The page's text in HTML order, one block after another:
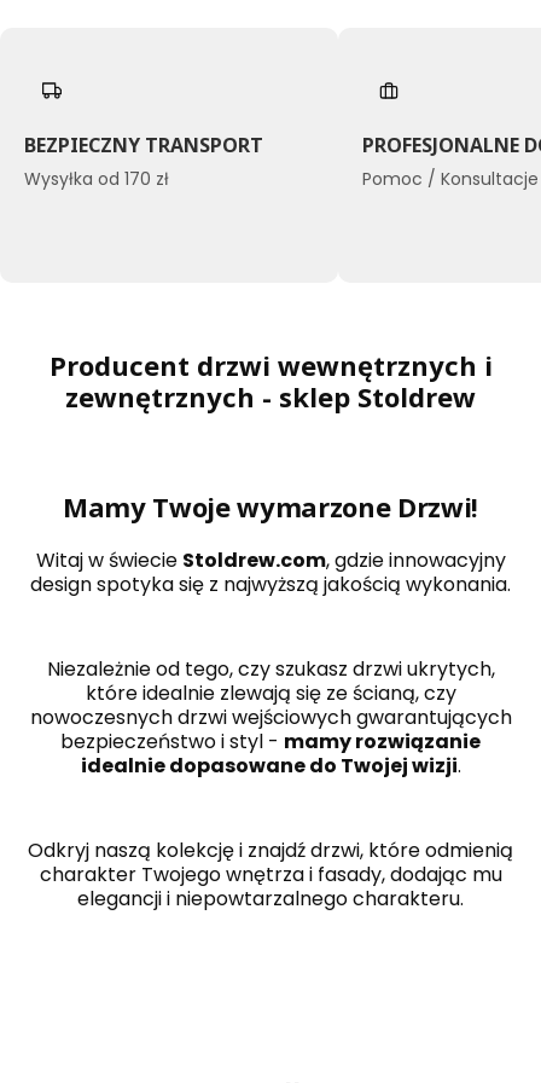
BEZPIECZNY TRANSPORT
Wysyłka od 170 zł
PROFESJONALNE
Pomoc / Konsultacje
Producent drzwi wewnętrznych i
zewnętrznych - sklep Stoldrew
Mamy Twoje wymarzone Drzwi!
Witaj w świecie Stoldrew.com, gdzie innowacyjny
design spotyka się z najwyższą jakością wykonania.
Niezależnie od tego, czy szukasz drzwi ukrytych,
które idealnie zlewają się ze ścianą, czy
nowoczesnych drzwi wejściowych gwarantujących
bezpieczeństwo i styl - mamy rozwiązanie
idealnie dopasowane do Twojej wizji.
Odkryj naszą kolekcję i znajdź drzwi, które odmienią
charakter Twojego wnętrza i fasady, dodając mu
elegancji i niepowtarzalnego charakteru.